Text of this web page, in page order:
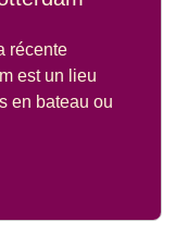
récente
est un lieu
en bateau ou